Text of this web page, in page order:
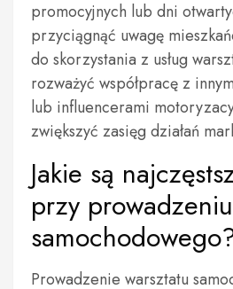
promocyjnych lub dni
przyciągnąć uwagę
do skorzystania z usług
rozważyć współpracę z
lub influencerami
zwiększyć zasięg działań
Jakie są
przy
Prowadzenie warsztatu